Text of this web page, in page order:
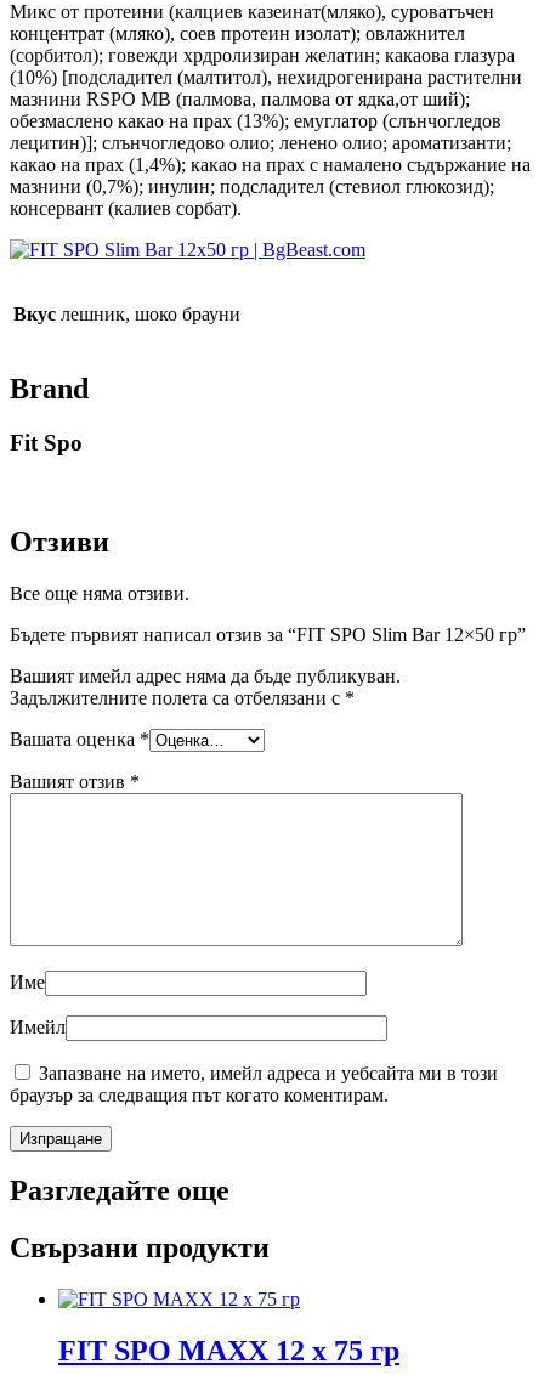
Микс от протеини (калциев казеинат(мляко), суроватъчен
концентрат (мляко), соев протеин изолат); овлажнител
(сорбитол); говежди хрдролизиран желатин; какаова глазура
(10%) [подсладител (малтитол), нехидрогенирана растителни
мазнини RSPO MB (палмовa, палмова от ядка,от ший);
обезмаслено какао на прах (13%); емуглатор (слънчогледов
лецитин)]; слънчогледово олио; ленено олио; ароматизанти;
какао на прах (1,4%); какао на прах с намалено съдържание на
мазнини (0,7%); инулин; подсладител (стевиол глюкозид);
консервант (калиев сорбат).
Вкус лешник, шоко брауни
Brand
Fit Spo
Отзиви
Все още няма отзиви.
Бъдете първият написал отзив за “FIT SPO Slim Bar 12×50 гр”
Вашият имейл адрес няма да бъде публикуван.
Задължителните полета са отбелязани с *
Вашата оценка *
Вашият отзив *
Име
Имейл
Запазване на името, имейл адреса и уебсайта ми в този
браузър за следващия път когато коментирам.
Разгледайте още
Свързани продукти
FIT SPO MAXX 12 х 75 гр